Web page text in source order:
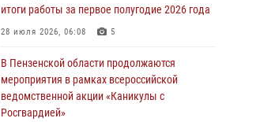
Сотрудники пензенского ОМОН «Страж»
познакомили участников сборов «Гвардеец»
05 августа 2026, 06:15 6
В Пензе сотрудники Росгвардии оказали
помощь дезориентированному пенсионеру
итоги работы за первое полугодие 2026 года
28 июля 2026, 06:08 5
В Пензенской области продолжаются
мероприятия в рамках всероссийской
ведомственной акции «Каникулы с
Росгвардией»